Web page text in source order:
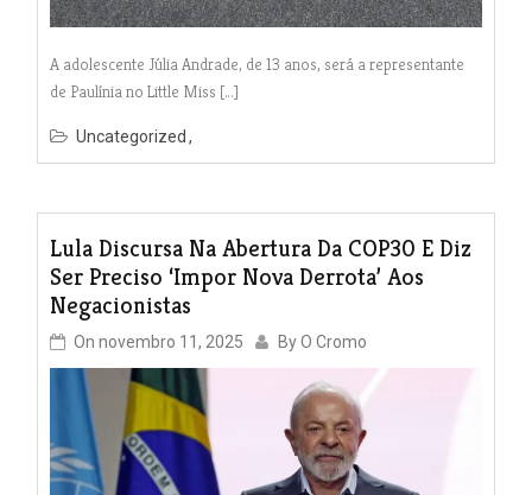
A adolescente Júlia Andrade, de 13 anos, será a representante
de Paulínia no Little Miss […]
Uncategorized
Lula Discursa Na Abertura Da COP30 E Diz
Ser Preciso ‘impor Nova Derrota’ Aos
Negacionistas
On novembro 11, 2025 ByO Cromo